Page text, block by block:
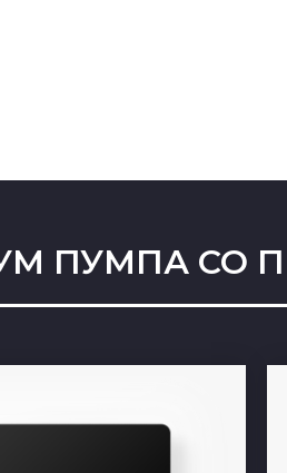
ПУМПА СО